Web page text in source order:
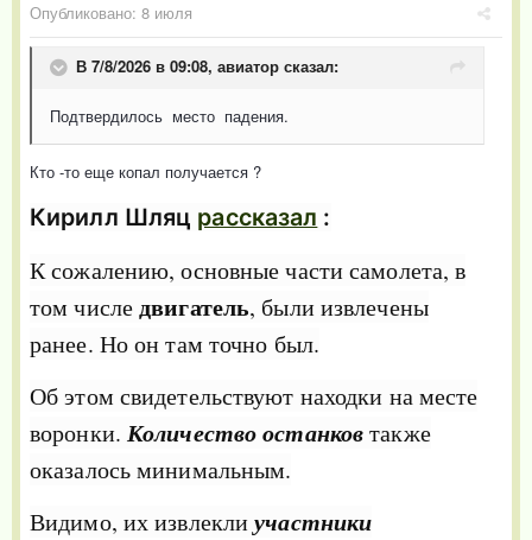
Опубликовано: 8 июля
В 7/8/2026 в 09:08, авиатор сказал:
Подтвердилось место падения.
Кто -то еще копал получается ?
Кирилл Шляц рассказал :
К сожалению, основные части самолета, в
том числедвигатель, были извлечены
ранее. Но он там точно был.
Об этом свидетельствуют находки на месте
воронки.Количество останковтакже
оказалось минимальным.
Видимо, их извлеклиучастники